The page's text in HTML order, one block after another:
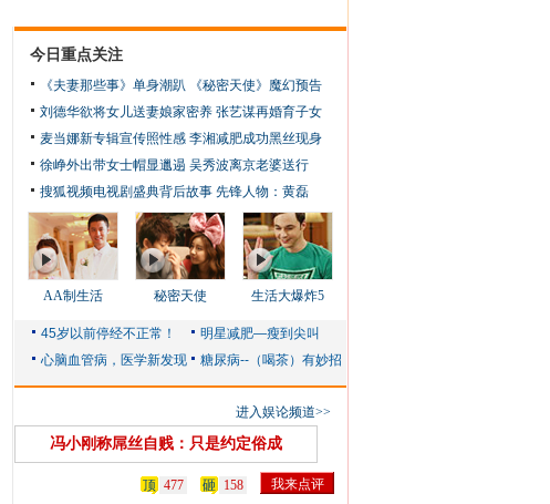
今日重点关注
《夫妻那些事》单身潮趴
《秘密天使》魔幻预告
刘德华欲将女儿送妻娘家密养 张艺谋再婚育子女
麦当娜新专辑宣传照性感 李湘减肥成功黑丝现身
徐峥外出带女士帽显邋遢 吴秀波离京老婆送行
搜狐视频电视剧盛典背后故事 先锋人物：黄磊
AA制生活 秘密天使 生活大爆炸5
进入娱论频道>>
冯小刚称屌丝自贱：只是约定俗成
顶 477 砸
158